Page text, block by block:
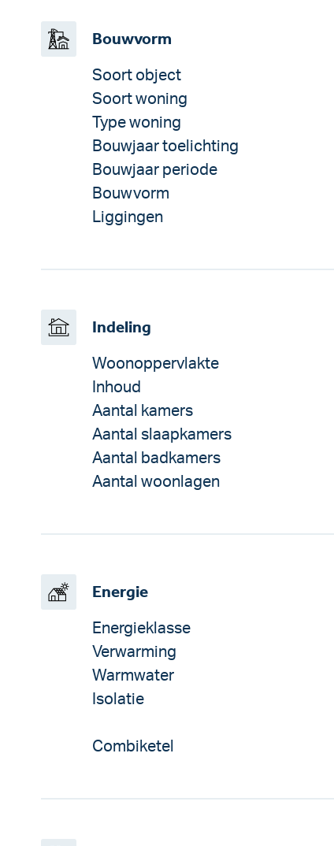
Bouwvorm
Soort object
Soort woning
Type woning
Bouwjaar toelichting
Bouwjaar periode
Bouwvorm
Liggingen
Indeling
Woonoppervlakte
Inhoud
Aantal kamers
Aantal slaapkamers
Aantal badkamers
Aantal woonlagen
Energie
Energieklasse
Verwarming
Warmwater
Isolatie
Combiketel